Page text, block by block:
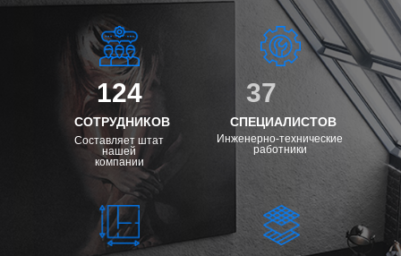
124
СОТРУДНИКОВ
Составляет штат
нашей
компании
37
СПЕЦИАЛИСТОВ
Инженерно-технические
работники